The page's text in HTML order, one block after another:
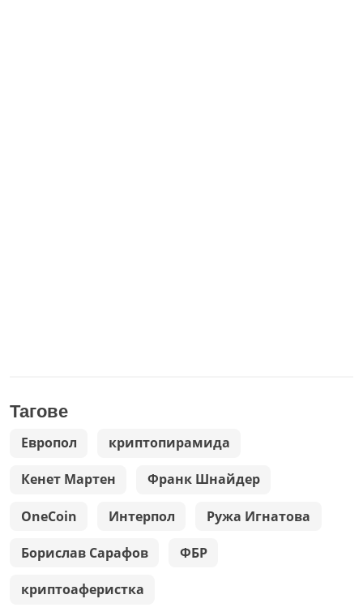
Тагове
Европол криптопирамида
Кенет Мартен Франк Шнайдер
OneCoin Интерпол Ружа Игнатова
Борислав Сарафов ФБР
криптоаферистка